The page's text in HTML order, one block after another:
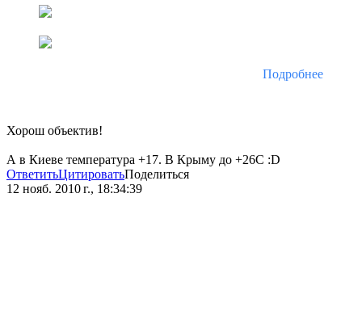
Подробнее
Хорош объектив!
А в Киеве температура +17. В Крыму до +26С :D
ОтветитьЦитироватьПоделиться
12 нояб. 2010 г., 18:34:39